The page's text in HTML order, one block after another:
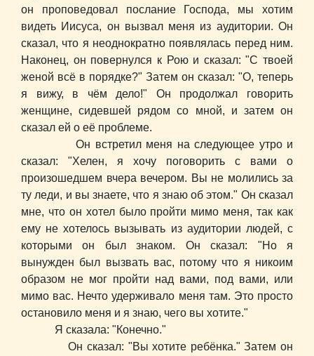
он проповедовал послание Господа, мы хотим
видеть Иисуса, он вызвал меня из аудитории. Он
сказал, что я неоднократно появлялась перед ним.
Наконец, он повернулся к Рою и сказал: "С твоей
женой всё в порядке?" Затем он сказал: "О, теперь
я вижу, в чём дело!" Он продолжал говорить
женщине, сидевшей рядом со мной, и затем он
сказал ей о её проблеме.
Он встретил меня на следующее утро и
сказал: "Хелен, я хочу поговорить с вами о
произошедшем вчера вечером. Вы не молились за
ту леди, и вы знаете, что я знаю об этом." Он сказал
мне, что он хотел было пройти мимо меня, так как
ему не хотелось вызывать из аудитории людей, с
которыми он был знаком. Он сказал: "Но я
вынужден был вызвать вас, потому что я никоим
образом не мог пройти над вами, под вами, или
мимо вас. Нечто удерживало меня там. Это просто
остановило меня и я знаю, чего вы хотите."
Я сказала: "Конечно."
Он сказал: "Вы хотите ребёнка." Затем он